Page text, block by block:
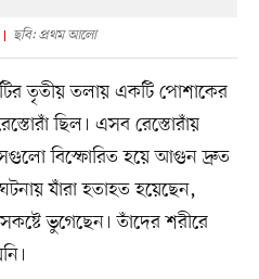
ছবি: প্রথম আলো
তৃতীয় তলায় একটি পোশাকের
ছিল। এসব রেস্তোরাঁয়
বিস্ফোরিত হয়ে আগুন দ্রুত
যাঁরা হতাহত হয়েছেন,
ভুগেছেন। তাঁদের শরীরে